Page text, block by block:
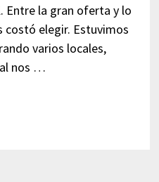
Entre la gran oferta y lo
costó elegir. Estuvimos
varios locales,
nos …